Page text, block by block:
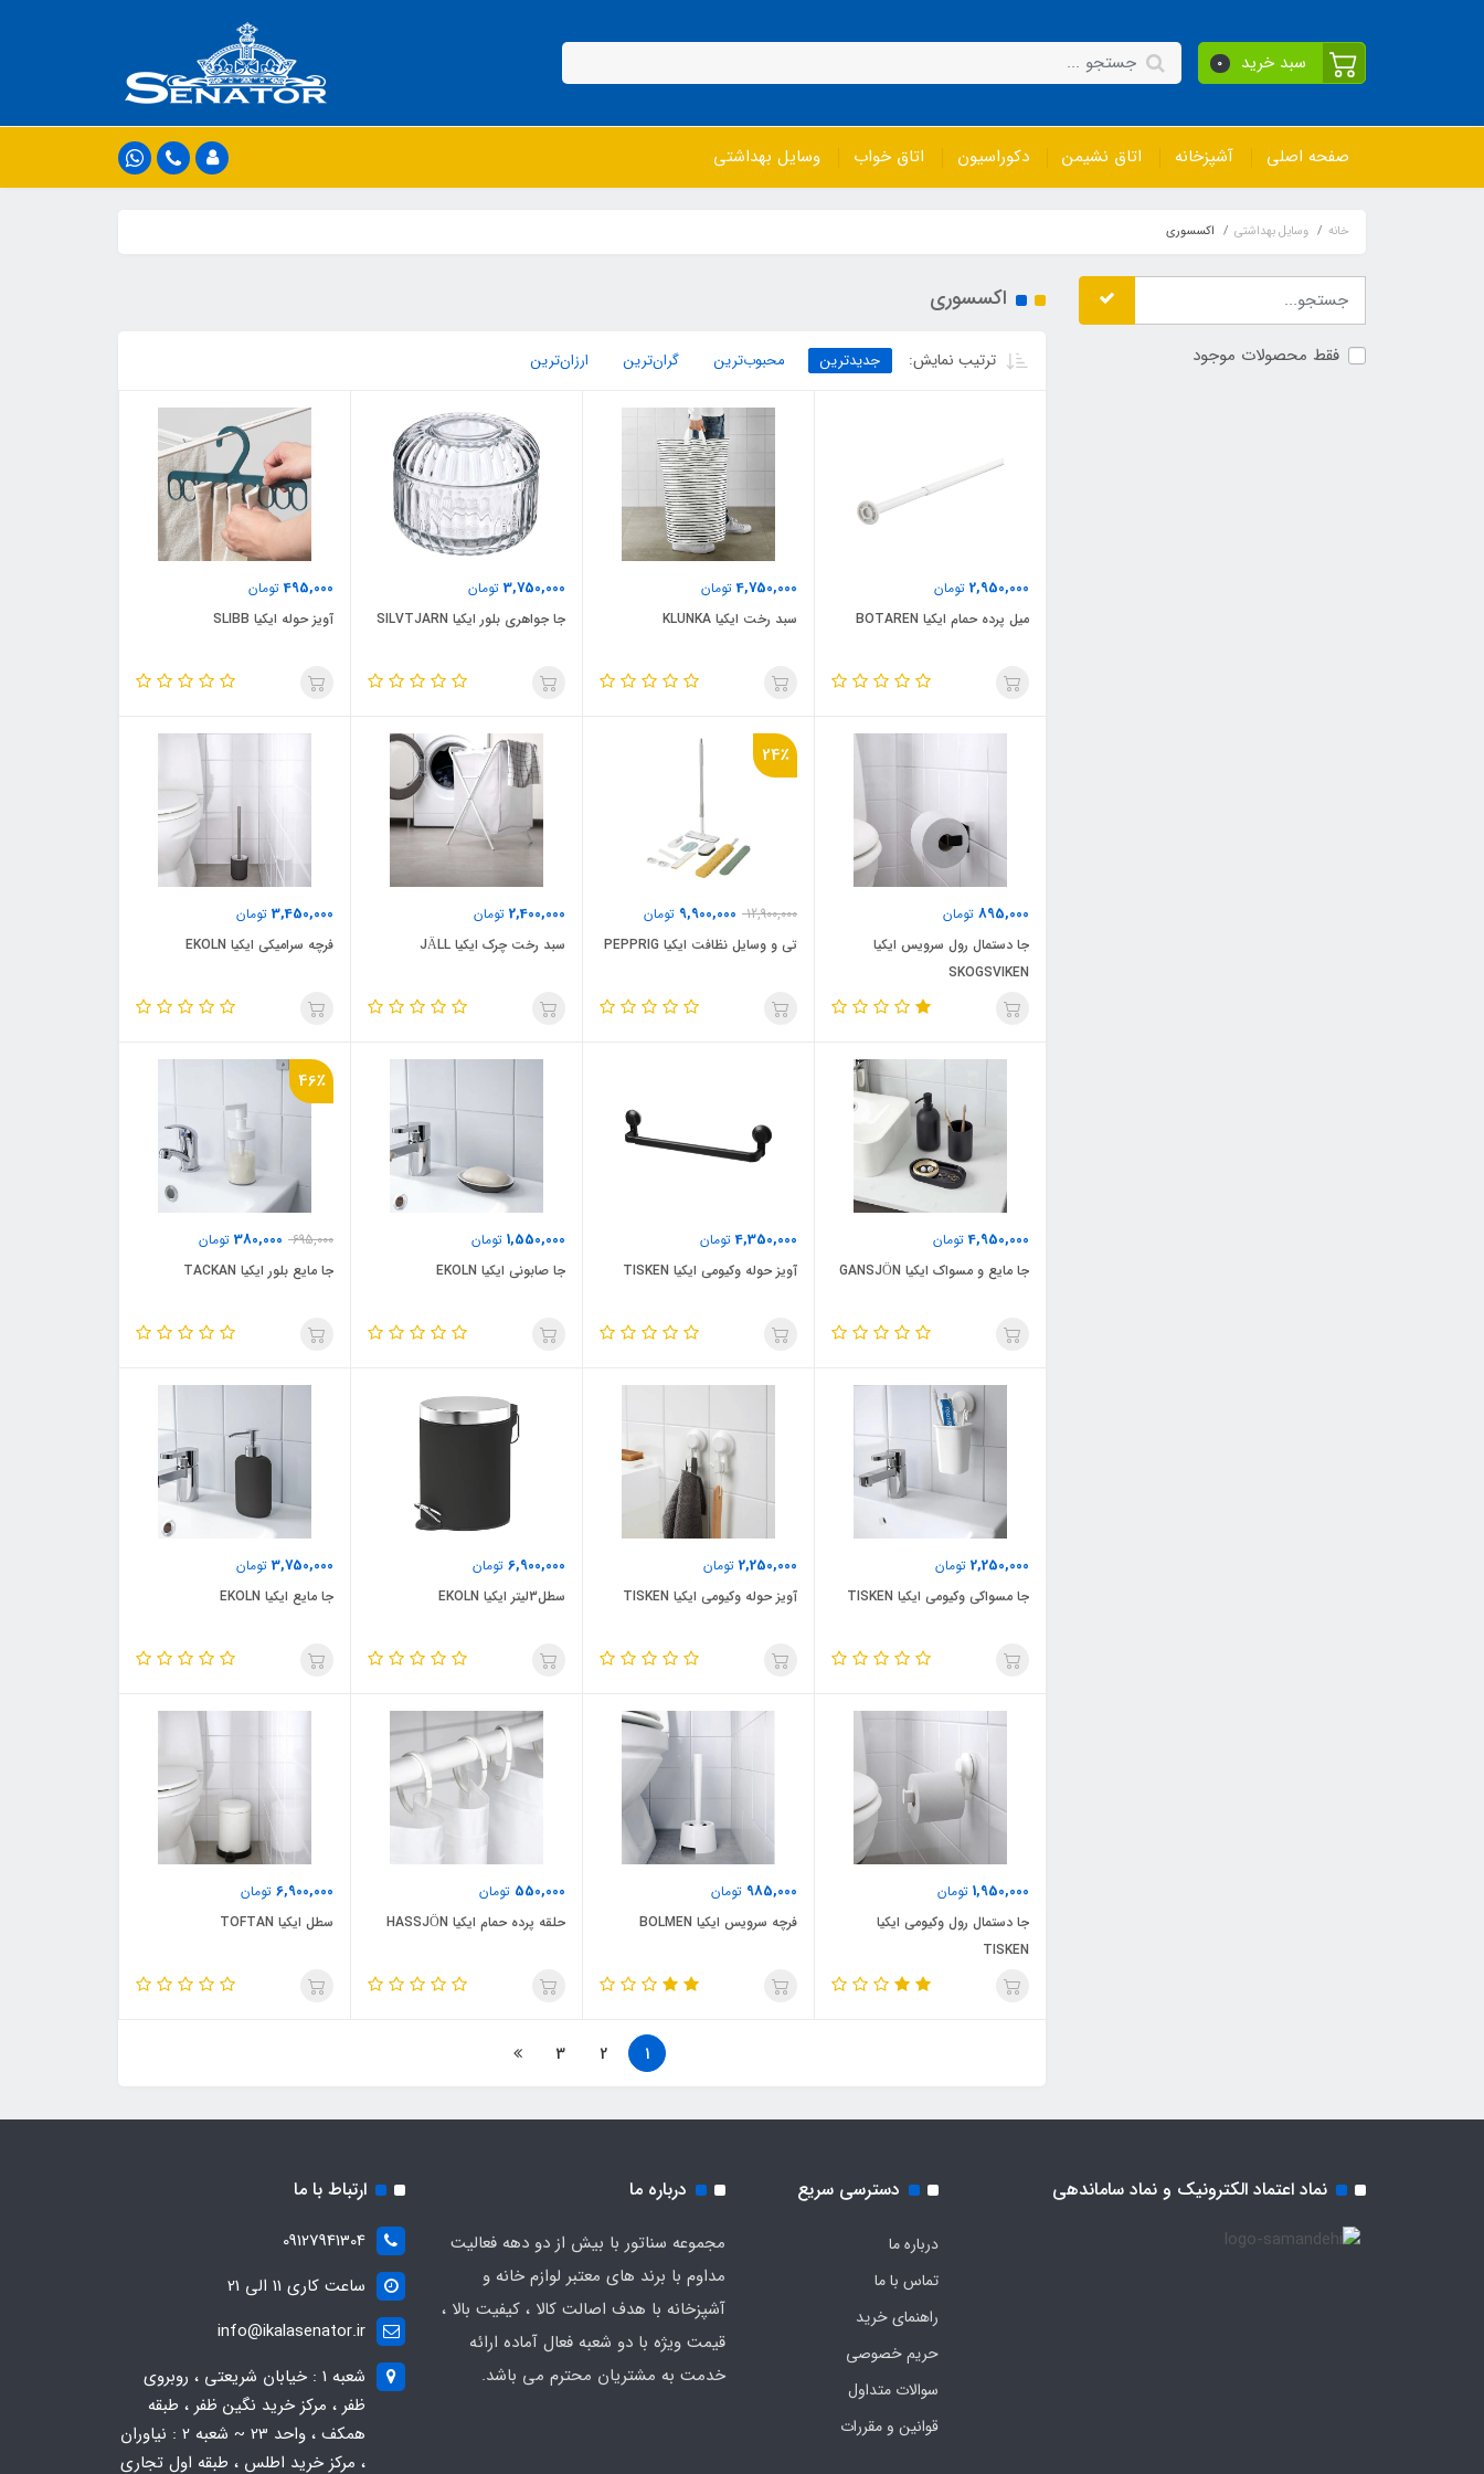
سبد خرید 0
صفحه اصلی آشپزخانه اتاق نشیمن دکوراسیون اتاق خواب وسایل بهداشتی
خانه وسایل بهداشتی اکسسوری
فقط محصولات موجود
اکسسوری
ترتیب نمایش: جدیدترین محبوب‌ترین گران‌ترین ارزان‌ترین
2,950,000 تومان
میل پرده حمام ایکیا BOTAREN
4,750,000تومان
سبد رخت ایکیا KLUNKA
3,750,000 تومان
جا جواهری بلور ایکیا SILVTJARN
495,000تومان
آویز حوله ایکیا SLIBB
895,000 تومان
جا دستمال رول سرویس ایکیا
SKOGSVIKEN
24٪
12,900,000
9,900,000 تومان
تی و وسایل نظافت ایکیا PEPPRIG
2,400,000 تومان
سبد رخت چرک ایکیا JÄLL
3,450,000 تومان
فرچه سرامیکی ایکیا EKOLN
4,950,000تومان
جا مایع و مسواک ایکیا GANSJÖN
4,350,000تومان
آویز حوله وکیومی ایکیا TISKEN
1,550,000 تومان
جا صابونی ایکیا EKOLN
46٪
695,000
380,000 تومان
جا مایع بلور ایکیا TACKAN
2,250,000 تومان
جا مسواکی وکیومی ایکیا TISKEN
2,250,000 تومان
آویز حوله وکیومی ایکیا TISKEN
6,900,000 تومان
سطل3لیتر ایکیا EKOLN
3,750,000 تومان
جا مایع ایکیا EKOLN
1,950,000 تومان
جا دستمال رول وکیومی ایکیا
TISKEN
985,000 تومان
فرچه سرویس ایکیا BOLMEN
550,000 تومان
حلقه پرده حمام ایکیا HASSJÖN
6,900,000 تومان
سطل ایکیا TOFTAN
1
2
3
نماد اعتماد الکترونیک و نماد ساماندهی دسترسی سریع
درباره ما
تماس با ما
راهنمای خرید
حریم خصوصی
سوالات متداول
قوانین و مقررات
درباره ما
مجموعه سناتور با بیش از دو دهه فعالیت
مداوم با برند های معتبر لوازم خانه و
آشپزخانه با هدف اصالت کالا ، کیفیت بالا ،
قیمت ویژه با دو شعبه فعال آماده ارائه
خدمت به مشتریان محترم می باشد.
ارتباط با ما
09127941304
ساعت کاری 11 الی 21
info@ikalasenator.ir
شعبه 1 : خیابان شریعتی ، روبروی
ظفر ، مرکز خرید نگین ظفر ، طبقه
همکف ، واحد 23 ~ شعبه 2 : نیاوران
، مرکز خرید اطلس ، طبقه اول تجاری